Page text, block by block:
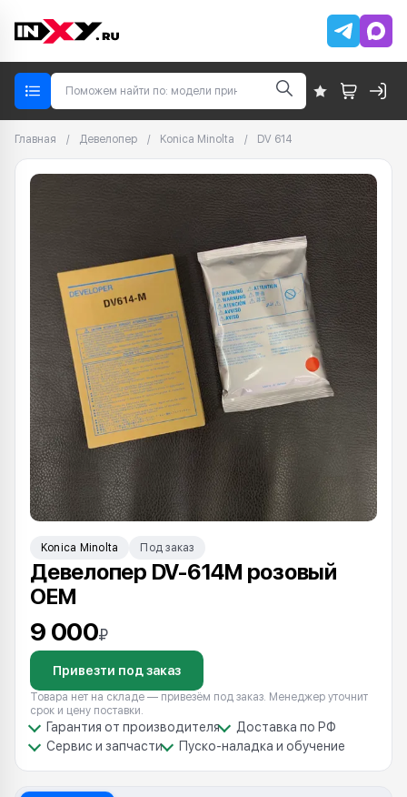
Главная / Девелопер / Konica Minolta / DV 614
Konica Minolta Под заказ
Девелопер DV-614M розовый
OEM
9 000₽
Привезти под заказ
Товара нет на складе — привезём под заказ. Менеджер уточнит
срок и цену поставки.
Гарантия от производителя
Доставка по РФ
Сервис и запчасти
Пуско-наладка и обучение